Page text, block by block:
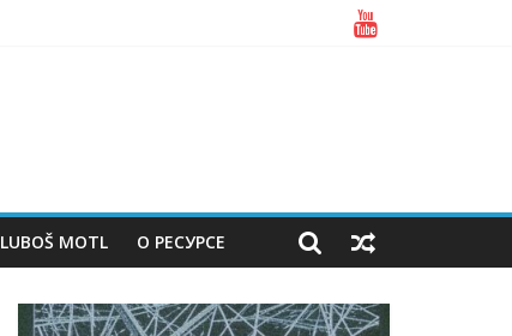
LUBOŠ MOTL О РЕСУРСЕ